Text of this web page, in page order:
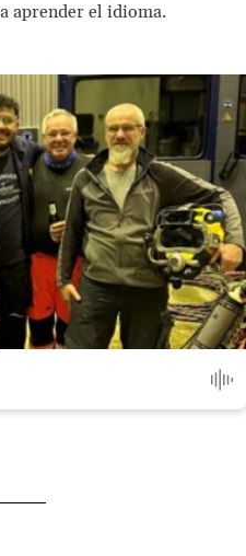
aprender el idioma.